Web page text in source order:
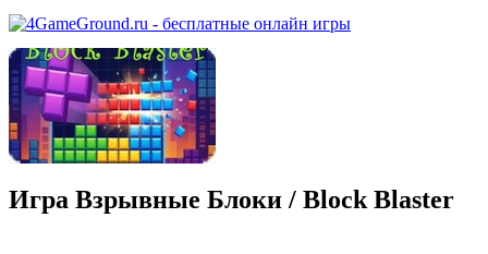
Игра Взрывные Блоки / Block Blaster